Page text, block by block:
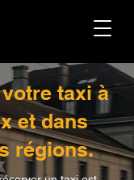
taxi à
et dans
régions.